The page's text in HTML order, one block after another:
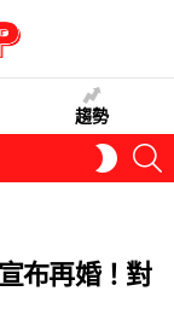
趨勢
SKIN
布再婚！對